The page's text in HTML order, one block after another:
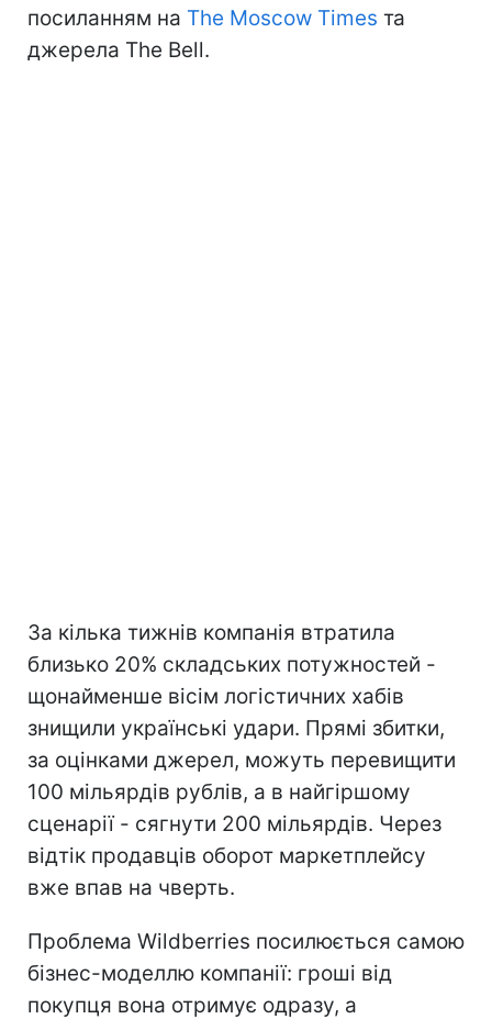
посиланням на The Moscow Times та
джерела The Bell.
За кілька тижнів компанія втратила
близько 20% складських потужностей -
щонайменше вісім логістичних хабів
знищили українські удари. Прямі збитки,
за оцінками джерел, можуть перевищити
100 мільярдів рублів, а в найгіршому
сценарії - сягнути 200 мільярдів. Через
відтік продавців оборот маркетплейсу
вже впав на чверть.
Проблема Wildberries посилюється самою
бізнес-моделлю компанії: гроші від
покупця вона отримує одразу, а